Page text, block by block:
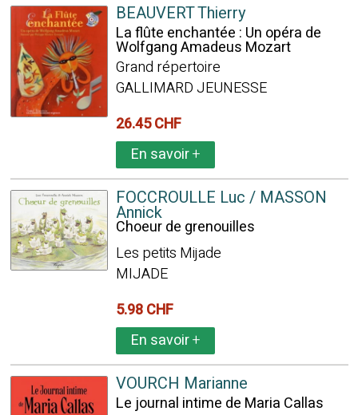
BEAUVERT Thierry
La flûte enchantée : Un opéra de
Wolfgang Amadeus Mozart
Grand répertoire
GALLIMARD JEUNESSE
26.45 CHF
En savoir+
FOCCROULLE Luc / MASSON
Annick
Choeur de grenouilles
Les petits Mijade
MIJADE
5.98 CHF
En savoir+
VOURCH Marianne
Le journal intime de Maria Callas